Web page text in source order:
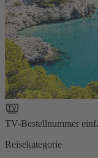
TV-Bestellnummer
Reisekategorie